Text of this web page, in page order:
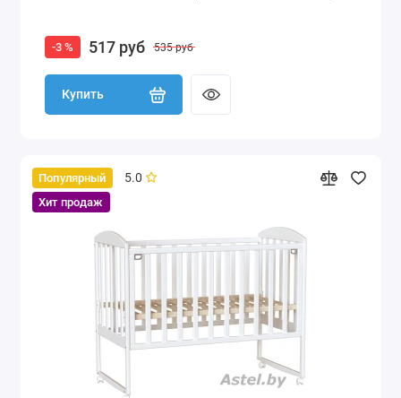
-3 % 517 руб 535 руб
Купить
Популярный
Хит продаж
5.0